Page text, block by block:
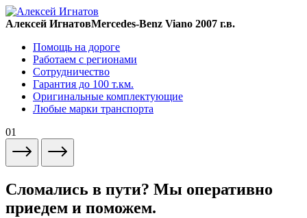
Алексей ИгнатовMercedes-Benz Viano 2007 г.в.
Помощь на дороге
Работаем с регионами
Сотрудничество
Гарантия до 100 т.км.
Оригинальные комплектующие
Любые марки транспорта
01
Сломались в пути? Мы оперативно
приедем и поможем.